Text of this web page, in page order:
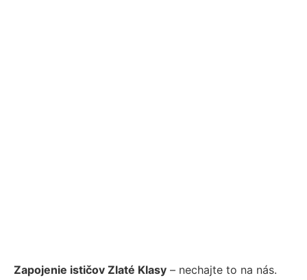
Zapojenie ističov Zlaté Klasy – nechajte to na nás.